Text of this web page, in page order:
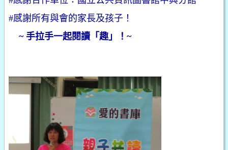
#感謝所有與會的家長及孩子！
~ 手拉手一起閱讀「趣」！~